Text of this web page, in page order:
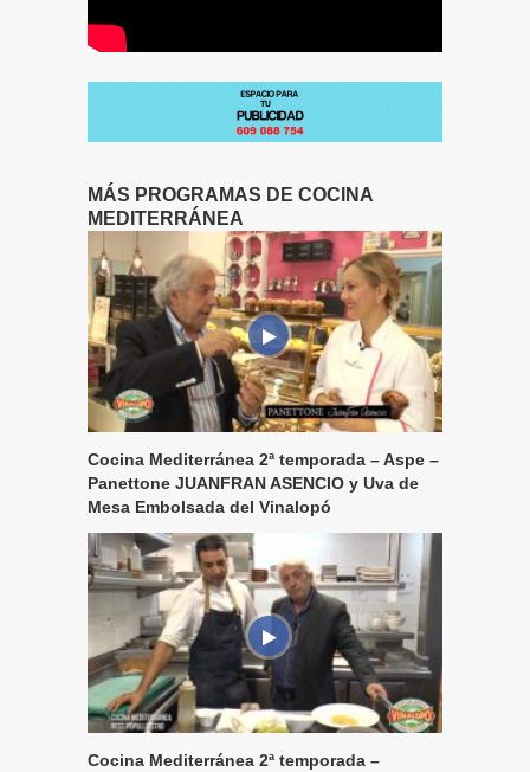
MÁS PROGRAMAS DE COCINA
MEDITERRÁNEA
Cocina Mediterránea 2ª temporada – Aspe –
Panettone JUANFRAN ASENCIO y Uva de
Mesa Embolsada del Vinalopó
Cocina Mediterránea 2ª temporada –